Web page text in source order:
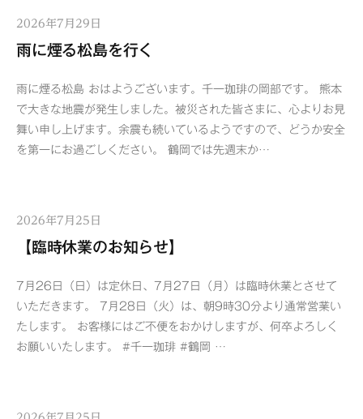
2026年7月29日
雨に煙る松島を行く
雨に煙る松島 おはようございます。千一珈琲の岡部です。 熊本
で大きな地震が発生しました。被災された皆さまに、心よりお見
舞い申し上げます。余震も続いているようですので、どうか安全
を第一にお過ごしください。 鶴岡では先週末か…
2026年7月25日
【臨時休業のお知らせ】
7月26日（日）は定休日、7月27日（月）は臨時休業とさせて
いただきます。 7月28日（火）は、朝9時30分より通常営業い
たします。 お客様にはご不便をおかけしますが、何卒よろしく
お願いいたします。 #千一珈琲 #鶴岡 …